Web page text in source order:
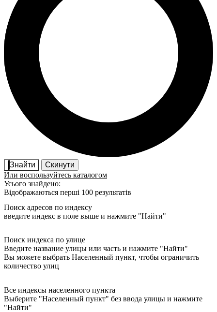
Знайти
Скинути
Или воспользуйтесь каталогом
Усього знайдено:
Відображаються перші 100 результатів
Поиск адресов по индексу
введите индекс в поле выше и нажмите "Найти"
Поиск индекса по улице
Введите название улицы или часть и нажмите "Найти"
Вы можете выбрать Населенный пункт, чтобы ограничить
количество улиц
Все индексы населенного пункта
Выберите "Населенный пункт" без ввода улицы и нажмите
"Найти"